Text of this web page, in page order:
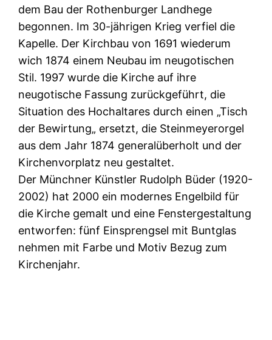
dem Bau der Rothenburger Landhege
begonnen. Im 30-jährigen Krieg verfiel die
Kapelle. Der Kirchbau von 1691 wiederum
wich 1874 einem Neubau im neugotischen
Stil. 1997 wurde die Kirche auf ihre
neugotische Fassung zurückgeführt, die
Situation des Hochaltares durch einen „Tisch
der Bewirtung„ ersetzt, die Steinmeyerorgel
aus dem Jahr 1874 generalüberholt und der
Kirchenvorplatz neu gestaltet.
Der Münchner Künstler Rudolph Büder (1920-
2002) hat 2000 ein modernes Engelbild für
die Kirche gemalt und eine Fenstergestaltung
entworfen: fünf Einsprengsel mit Buntglas
nehmen mit Farbe und Motiv Bezug zum
Kirchenjahr.